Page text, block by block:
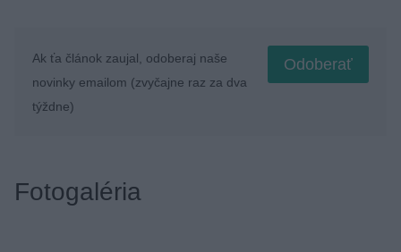
Odoberať
Ak ťa článok zaujal, odoberaj naše
novinky emailom (zvyčajne raz za dva
týždne)
Fotogaléria